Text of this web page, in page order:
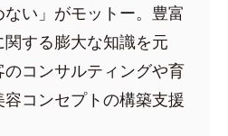
い」がモットー。豊富
する膨大な知識を元
コンサルティングや育
コンセプトの構築支援